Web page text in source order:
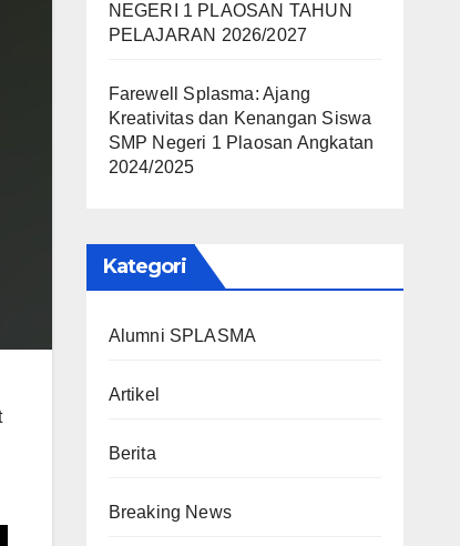
NEGERI 1 PLAOSAN TAHUN
PELAJARAN 2026/2027
Farewell Splasma: Ajang
Kreativitas dan Kenangan Siswa
SMP Negeri 1 Plaosan Angkatan
2024/2025
Kategori
Alumni SPLASMA
Artikel
Berita
Breaking News